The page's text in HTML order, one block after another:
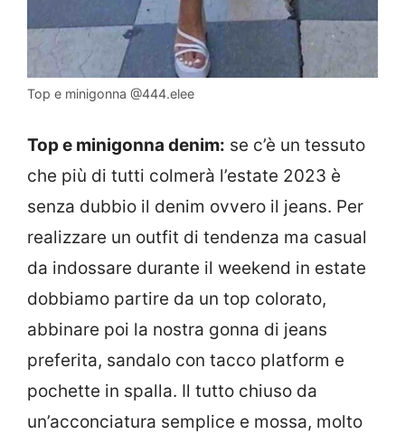
Top e minigonna @444.elee
Top e minigonna denim: se c’è un tessuto
che più di tutti colmerà l’estate 2023 è
senza dubbio il denim ovvero il jeans. Per
realizzare un outfit di tendenza ma casual
da indossare durante il weekend in estate
dobbiamo partire da un top colorato,
abbinare poi la nostra gonna di jeans
preferita, sandalo con tacco platform e
pochette in spalla. Il tutto chiuso da
un’acconciatura semplice e mossa, molto